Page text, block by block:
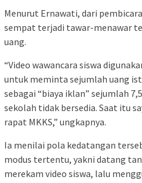
Menurut Ernawati, dari
sempat terjadi tawar-menawar
uang.
“Video wawancara siswa
untuk meminta sejumlah uang
sebagai “biaya iklan” sejumlah
sekolah tidak bersedia. Saat itu
rapat MKKS,” ungkapnya.
Ia menilai pola kedatangan
modus tertentu, yakni datang
merekam video siswa, lalu